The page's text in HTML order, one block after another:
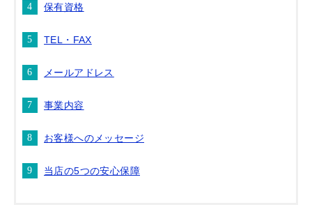
保有資格
TEL・FAX
メールアドレス
事業内容
お客様へのメッセージ
当店の5つの安心保障